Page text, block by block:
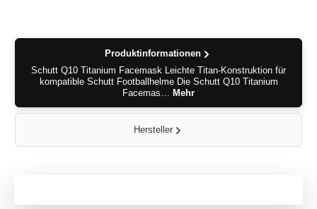
Produktinformationen
Schutt Q10 Titanium Facemask Leichte Titan-Konstruktion für
kompatible Schutt Footballhelme Die Schutt Q10 Titanium
Facemas… Mehr
Hersteller